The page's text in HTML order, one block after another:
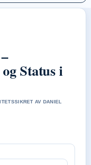
Status i
AV DANIEL